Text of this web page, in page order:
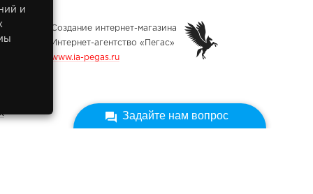
Создание интернет-магазина
Интернет-агентство «Пегас»
www.ia-pegas.ru
Задайте нам вопрос
и